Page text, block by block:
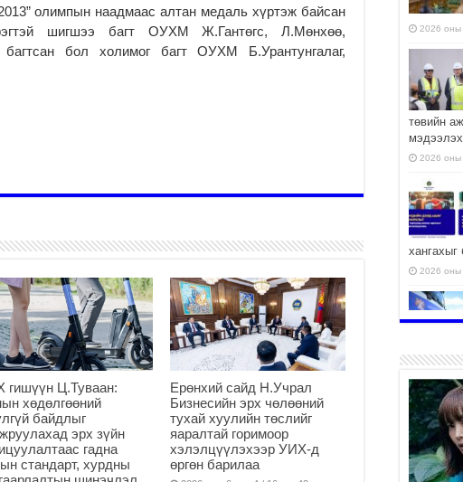
олимпын наадмаас алтан медаль хүртэж байсан
шигшээ багт ОУХМ Ж.Гантөгс, Л.Мөнхөө,
бол холимог багт ОУХМ Б.Урантунгалаг,
гишүүн Ц.Туваан:
хөдөлгөөний
байдлыг
эрх зүйн
гадна
стандарт, хурдны
Ерөнхий сайд Н.Учрал
Бизнесийн эрх чөлөөний
тухай хуулийн төслийг
яаралтай горимоор
хэлэлцүүлэхээр УИХ-д
өргөн барилаа
2026 оны
төвийн
2026 оны
хангахыг
2026 оны
2026
АЧААГ